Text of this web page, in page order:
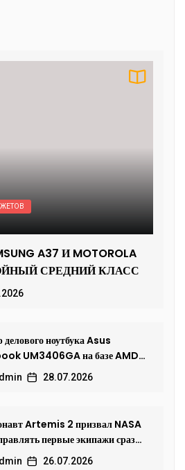
A37 И MOTOROLA
СРЕДНИЙ КЛАСС
делового ноутбука Asus
UM3406GA на базе AMD
AI 7 44528.07.2026
Artemis 2 призвал NASA
первые экипажи сразу
полюсу Луны
26.07.2026